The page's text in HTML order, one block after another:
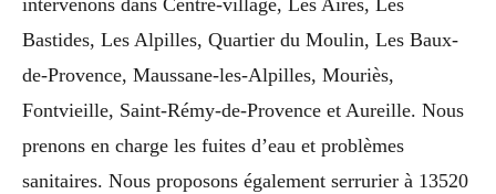
Bastides, Les Alpilles, Quartier du Moulin, Les Baux-
de-Provence, Maussane-les-Alpilles, Mouriès,
Fontvieille, Saint-Rémy-de-Provence et Aureille. Nous
prenons en charge les fuites d’eau et problèmes
sanitaires. Nous proposons également serrurier à 13520